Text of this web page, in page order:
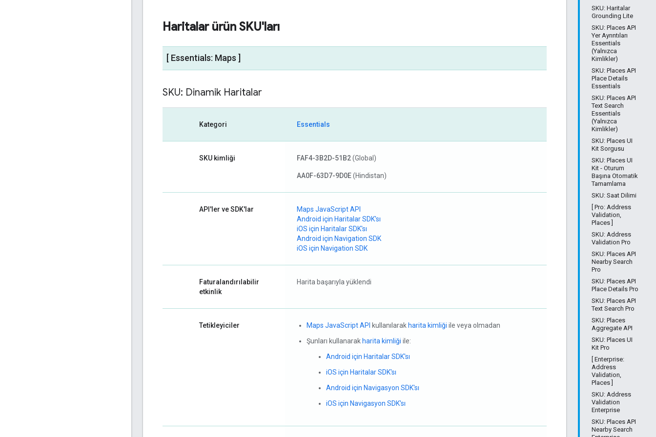
SKU: Haritalar
Grounding Lite
SKU: Places API
Yer Ayrıntıları
Essentials
(Yalnızca
Kimlikler)
SKU: Places API
Place Details
Essentials
SKU: Places API
Text Search
Essentials
(Yalnızca
Kimlikler)
SKU: Places UI
Kit Sorgusu
SKU: Places UI
Kit - Oturum
Başına Otomatik
Tamamlama
SKU: Saat Dilimi
[ Pro: Address
Validation,
Places ]
SKU: Address
Validation Pro
SKU: Places API
Nearby Search
Pro
SKU: Places API
Place Details Pro
SKU: Places API
Text Search Pro
SKU: Places
Aggregate API
SKU: Places UI
Kit Pro
[ Enterprise:
Address
Validation,
Places ]
SKU: Address
Validation
Enterprise
SKU: Places API
Nearby Search
Haritalar ürün SKU'ları
[ Essentials: Maps ]
SKU: Dinamik Haritalar
Kategori Essentials
SKU kimliği FAF4-3B2D-51B2(Global)
AA0F-63D7-9D0E(Hindistan)
API'ler ve SDK'lar
Maps JavaScript API
Android için Haritalar SDK'sı
iOS için Haritalar SDK'sı
Android için Navigation SDK
iOS için Navigation SDK
Faturalandırılabilir
etkinlik
Harita başarıyla yüklendi
Tetikleyiciler Maps JavaScript API kullanılarak harita kimliği ile veya olmadan
Şunları kullanarak harita kimliği ile:
Android için Haritalar SDK'sı
iOS için Haritalar SDK'sı
Android için Navigasyon SDK'sı
iOS için Navigasyon SDK'sı